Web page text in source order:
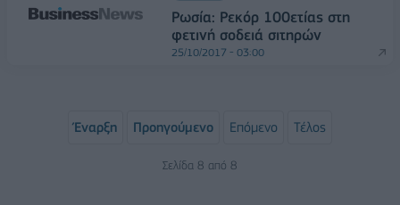
Ρωσία: Ρεκόρ 100ετίας στη
φετινή σοδειά σιτηρών
25/10/2017 - 03:00
Έναρξη Προηγούμενο Επόμενο Τέλος
Σελίδα 8 από 8